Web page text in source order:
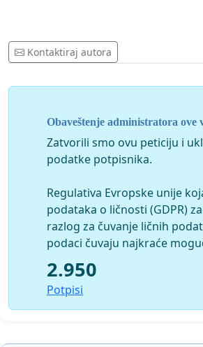
Kontaktiraj autora
Obaveštenje administratora ove
Zatvorili smo ovu peticiju i
podatke potpisnika.
Regulativa Evropske unije
podataka o ličnosti (GDPR)
razlog za čuvanje ličnih
podaci čuvaju najkraće
2.950
Potpisi